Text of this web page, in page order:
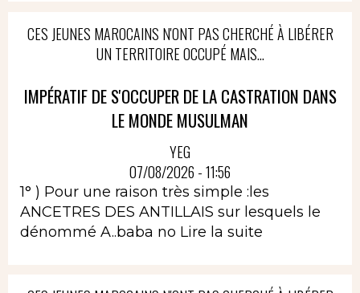
CES JEUNES MAROCAINS N'ONT PAS CHERCHÉ À LIBÉRER
UN TERRITOIRE OCCUPÉ MAIS...
IMPÉRATIF DE S'OCCUPER DE LA CASTRATION DANS
LE MONDE MUSULMAN
YEG
07/08/2026 - 11:56
1° ) Pour une raison très simple :les
ANCETRES DES ANTILLAIS sur lesquels le
dénommé A..baba no Lire la suite